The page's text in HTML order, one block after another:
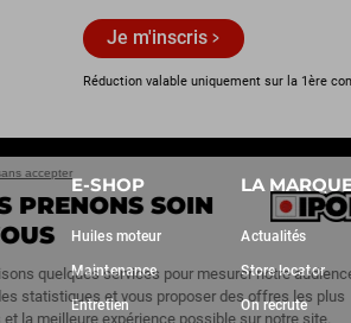
Continuer sans accepter
NOUS PRENONS SOIN
DE VOUS
Nous utilisons quelques services pour
générer des statistiques et vous proposer
adaptées et la meilleure expérience possible
Je m'inscris
Réduction valable uniquement sur la 1ère
E-SHOP
Huiles moteur
Maintenance
Entretien
LA
Actualités
Store locator
On recrute